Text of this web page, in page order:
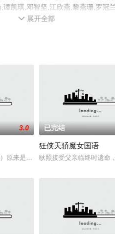
凯琪,邓智坚,江欣燕,黎燕珊,罗冠
彩演绎的香港电视剧，大结局剧
 展开全部
武侠电视剧，于1992年搬上荧屏，
3.0
原来是少林寺的打杂僧人，虽然一直
已完结
狂侠天骄魔女国语
耿照接受父亲临终时遗命